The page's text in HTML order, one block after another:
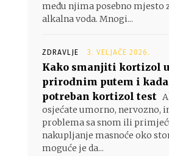
među njima posebno mjesto
alkalna voda. Mnogi...
ZDRAVLJE 3. VELJAČE 2026.
Kako smanjiti kortizol
prirodnim putem i kada
potreban kortizol test
osjećate umorno, nervozno,
problema sa snom ili
nakupljanje masnoće oko
moguće je da...